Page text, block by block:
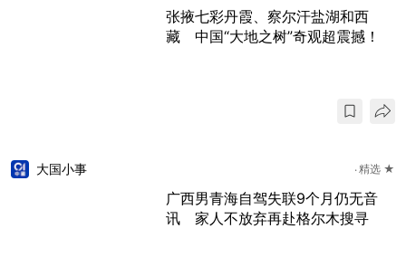
张掖七彩丹霞、察尔汗盐湖和西
藏 中国“大地之树”奇观超震撼！
大国小事 精选 ★
广西男青海自驾失联9个月仍无音
讯 家人不放弃再赴格尔木搜寻